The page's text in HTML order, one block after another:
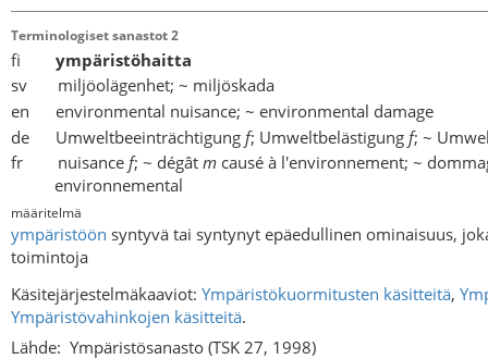
Terminologiset sanastot 2
fi ympäristöhaitta
sv miljöolägenhet; ~ miljöskada
en environmental nuisance; ~ environmental damage
de Umweltbeeinträchtigung f; Umweltbelästigung f; ~
fr nuisance f; ~ dégât m causé à l'environnement; ~
environnemental
määritelmä
ympäristöön syntyvä tai syntynyt epäedullinen ominaisuus,
toimintoja
Käsitejärjestelmäkaaviot: Ympäristökuormitusten käsitteitä,
Ympäristövahinkojen käsitteitä.
Lähde: Ympäristösanasto (TSK 27, 1998)